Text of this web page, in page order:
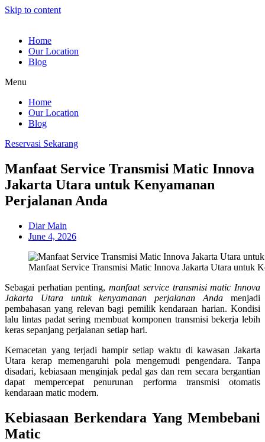
Skip to content
Home
Our Location
Blog
Menu
Home
Our Location
Blog
Reservasi Sekarang
Manfaat Service Transmisi Matic Innova
Jakarta Utara untuk Kenyamanan
Perjalanan Anda
Diar Main
June 4, 2026
Manfaat Service Transmisi Matic Innova Jakarta Utara untuk
Sebagai perhatian penting,manfaat service transmisi matic Innova
Jakarta Utara untuk kenyamanan perjalanan Anda menjadi
pembahasan yang relevan bagi pemilik kendaraan harian. Kondisi
lalu lintas padat sering membuat komponen transmisi bekerja lebih
keras sepanjang perjalanan setiap hari.
Kemacetan yang terjadi hampir setiap waktu di kawasan Jakarta
Utara kerap memengaruhi pola mengemudi pengendara. Tanpa
disadari, kebiasaan menginjak pedal gas dan rem secara bergantian
dapat mempercepat penurunan performa transmisi otomatis
kendaraan matic modern.
Kebiasaan Berkendara Yang Membebani
Matic